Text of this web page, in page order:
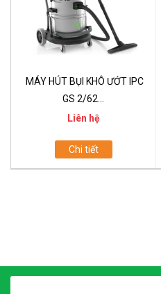
MÁY HÚT BỤI KHÔ ƯỚT IPC
GS 2/62...
Liên hệ
Chi tiết